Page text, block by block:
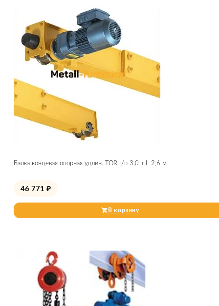
Балка концевая опорная удлин. TOR г/п 3,0 т L 2,6 м
46 771 ₽
В корзину